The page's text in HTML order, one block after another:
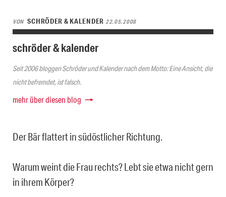
VON SCHRÖDER & KALENDER 22.05.2008
schröder & kalender
Seit 2006 bloggen Schröder und Kalender nach dem Motto: Eine Ansicht, die
nicht befremdet, ist falsch.
mehr über diesen blog
Der Bär flattert in südöstlicher Richtung.
Warum weint die Frau rechts? Lebt sie etwa nicht gern
in ihrem Körper?